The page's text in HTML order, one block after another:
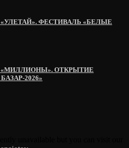
ФЕСТИВАЛЬ «БЕЛЫЕ
ОТКРЫТИЕ
2026»